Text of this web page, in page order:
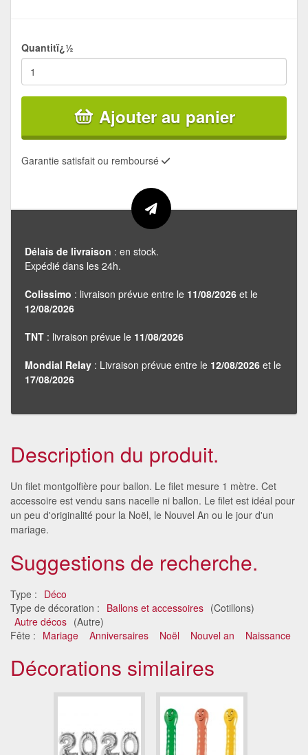
Quantitï¿½
Ajouter au panier
Garantie satisfait ou remboursé
Délais de livraison : en stock.
Expédié dans les 24h.
Colissimo : livraison prévue entre le 11/08/2026 et le
12/08/2026
TNT : livraison prévue le 11/08/2026
Mondial Relay : Livraison prévue entre le 12/08/2026 et le
17/08/2026
Description du produit.
Un filet montgolfière pour ballon. Le filet mesure 1 mètre. Cet
accessoire est vendu sans nacelle ni ballon. Le filet est idéal pour
un peu d'originalité pour la Noël, le Nouvel An ou le jour d'un
mariage.
Suggestions de recherche.
Type : Déco
Type de décoration : Ballons et accessoires (Cotillons)
Autre décos (Autre)
Fête : Mariage Anniversaires Noël Nouvel an Naissance
Décorations similaires